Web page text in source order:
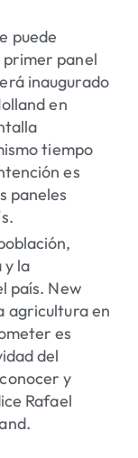
puede
panel
inaugurado
en
tiempo
es
paneles
y ​​la
país. New
agricultura en
es
del
y
Rafael